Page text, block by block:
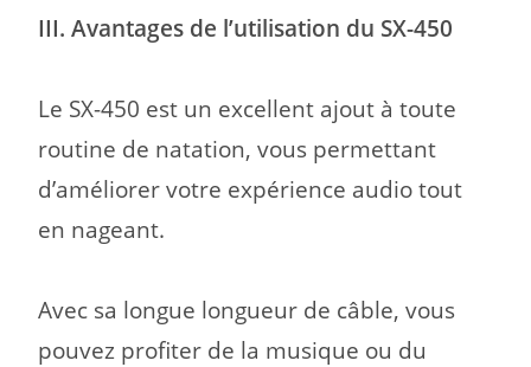
III. Avantages de l’utilisation du SX-450
Le SX-450 est un excellent ajout à toute
routine de natation, vous permettant
d’améliorer votre expérience audio tout
en nageant.
Avec sa longue longueur de câble, vous
pouvez profiter de la musique ou du